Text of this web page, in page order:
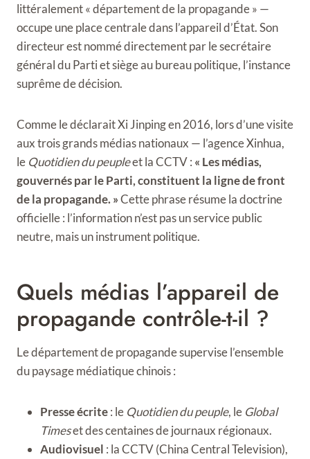
littéralement « département de la propagande » —
occupe une place centrale dans l’appareil d’État. Son
directeur est nommé directement par le secrétaire
général du Parti et siège au bureau politique, l’instance
suprême de décision.
Comme le déclarait Xi Jinping en 2016, lors d’une visite
aux trois grands médias nationaux — l’agence Xinhua,
le Quotidien du peupleet la CCTV : « Les médias,
gouvernés par le Parti, constituent la ligne de front
de la propagande. »Cette phrase résume la doctrine
officielle : l’information n’est pas un service public
neutre, mais un instrument politique.
Quels médias l’appareil de
propagande contrôle-t-il ?
Le département de propagande supervise l’ensemble
du paysage médiatique chinois :
Presse écrite: le Quotidien du peuple, le Global
Timeset des centaines de journaux régionaux.
Audiovisuel : la CCTV (China Central Television),